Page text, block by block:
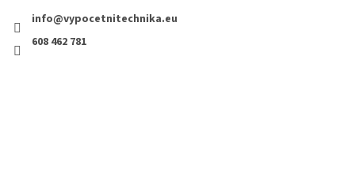
info@vypocetnitechnika.eu
608 462 781